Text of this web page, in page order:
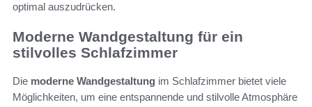
optimal auszudrücken.
Moderne Wandgestaltung für ein
stilvolles Schlafzimmer
Die moderne Wandgestaltung im Schlafzimmer bietet viele
Möglichkeiten, um eine entspannende und stilvolle Atmosphäre